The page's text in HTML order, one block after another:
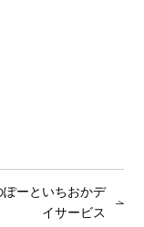
ぽーといちおかデ
イサービス